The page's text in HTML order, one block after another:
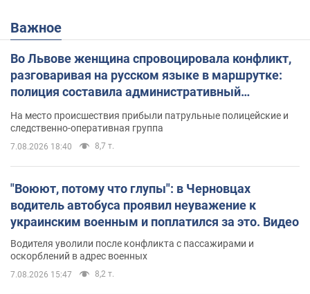
Важное
Во Львове женщина спровоцировала конфликт,
разговаривая на русском языке в маршрутке:
полиция составила административный
протокол. Видео
На место происшествия прибыли патрульные полицейские и
следственно-оперативная группа
7.08.2026 18:40 8,7 т.
"Воюют, потому что глупы": в Черновцах
водитель автобуса проявил неуважение к
украинским военным и поплатился за это. Видео
Водителя уволили после конфликта с пассажирами и
оскорблений в адрес военных
7.08.2026 15:47 8,2 т.